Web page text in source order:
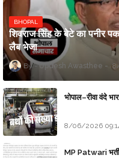
BHOPAL
शिवराज सिंह के बेटे का पनीर
लैब भेजा
Updesh Awasthee
भोपाल–रीवा वंदे
8/06/2026
MP Patwari